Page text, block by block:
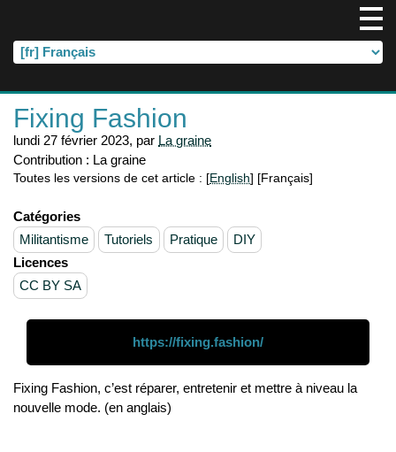
Fixing Fashion
lundi 27 février 2023, par La graine
Contribution : La graine
Toutes les versions de cet article : [English] [Français]
Catégories
Militantisme
Tutoriels Pratique
DIY
Licences
CC BY SA
https://fixing.fashion/
Fixing Fashion, c’est réparer, entretenir et mettre à niveau la
nouvelle mode. (en anglais)